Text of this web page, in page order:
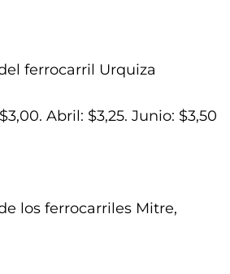
ferrocarril Urquiza
Abril: $3,25. Junio: $3,50
los ferrocarriles Mitre,